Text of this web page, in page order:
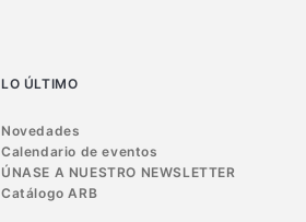
LO ÚLTIMO
Novedades
Calendario de eventos
ÚNASE A NUESTRO NEWSLETTER
Catálogo ARB